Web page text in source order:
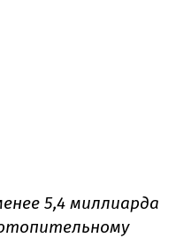
5,4 миллиарда